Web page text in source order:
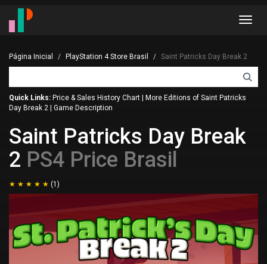
Página Inicial PlayStation 4 Store Brasil Saint Patricks Day Break 2
Quick Links: Price & Sales History Chart
More Editions of Saint Patricks
Day Break 2
Game Description
Saint Patricks Day Break
2 PS4 Price Brasil
(1)